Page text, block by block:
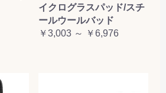
イクログラスパッド/スチ
ールウールバッド
￥3,003 ～ ￥6,976